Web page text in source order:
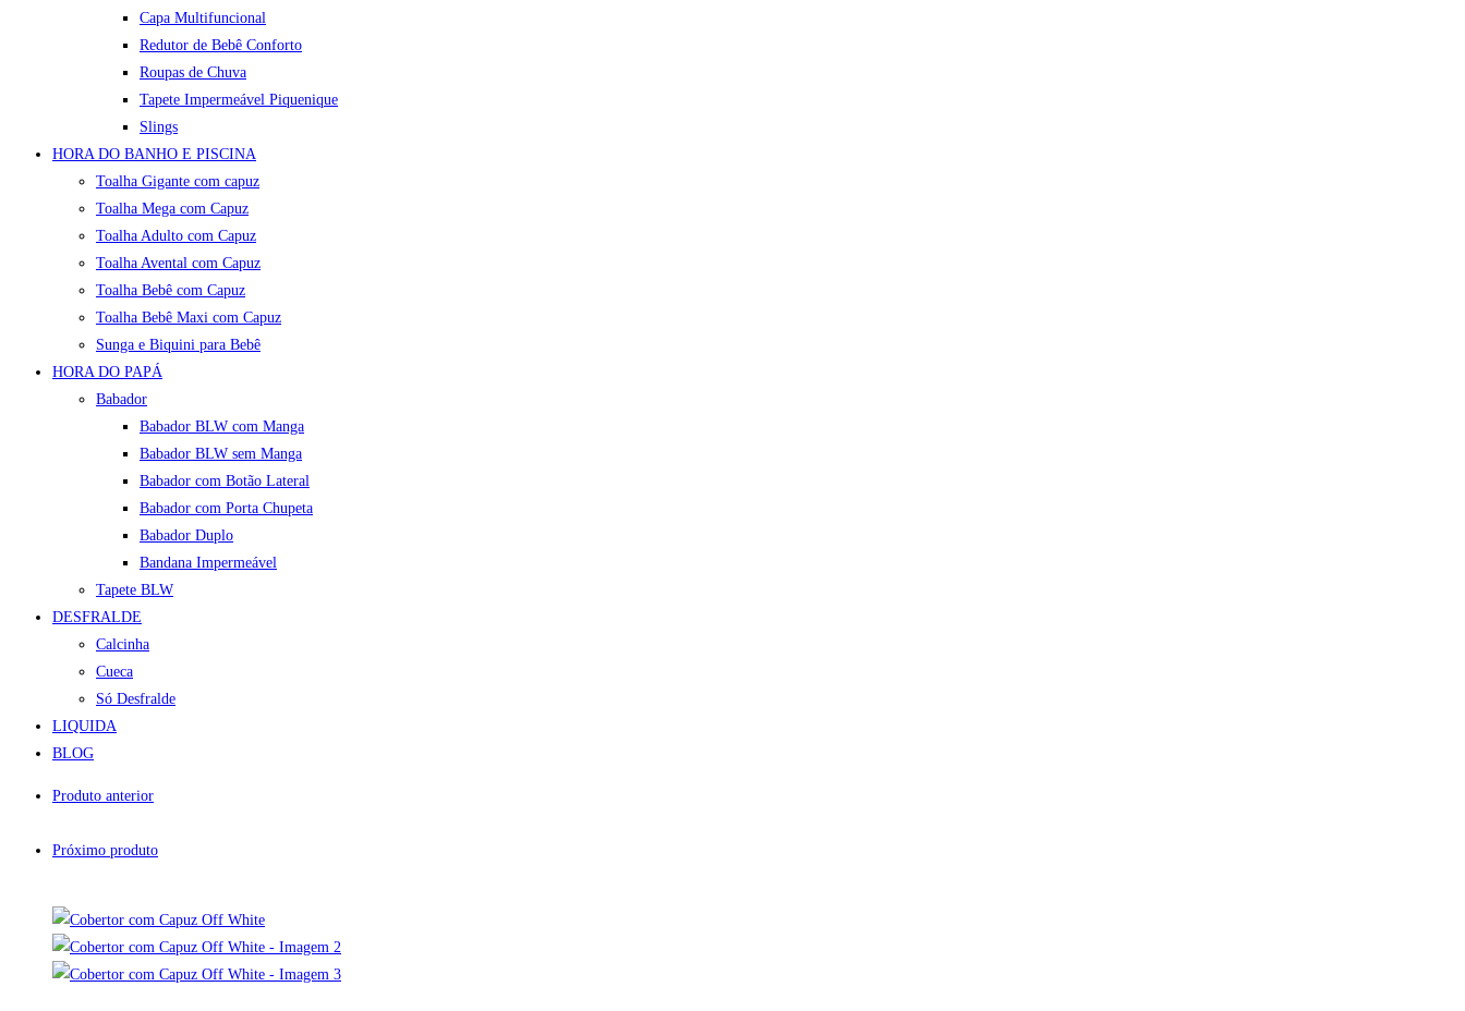
Capa Multifuncional
Redutor de Bebê Conforto
Roupas de Chuva
Tapete Impermeável Piquenique
Slings
HORA DO BANHO E PISCINA
Toalha Gigante com capuz
Toalha Mega com Capuz
Toalha Adulto com Capuz
Toalha Avental com Capuz
Toalha Bebê com Capuz
Toalha Bebê Maxi com Capuz
Sunga e Biquini para Bebê
HORA DO PAPÁ
Babador
Babador BLW com Manga
Babador BLW sem Manga
Babador com Botão Lateral
Babador com Porta Chupeta
Babador Duplo
Bandana Impermeável
Tapete BLW
DESFRALDE
Calcinha
Cueca
Só Desfralde
LIQUIDA
BLOG
Produto anterior
Próximo produto